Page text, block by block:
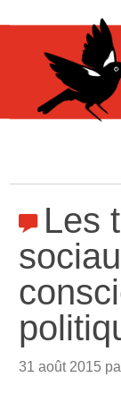
Les
31 août 2015